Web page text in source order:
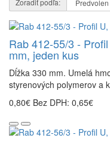
Zoradiť podľa:
Rab 412-55/3 -
mm, jeden kus
Dĺžka 330 mm. Umelá
styrenových polymerov a
0,80€ Bez DPH: 0,65€